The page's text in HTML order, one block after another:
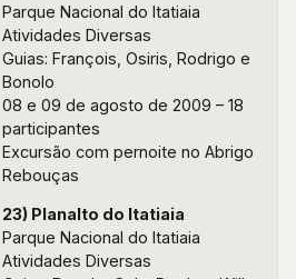
Parque Nacional do Itatiaia
Atividades Diversas
Guias: François, Osiris, Rodrigo e
Bonolo
08 e 09 de agosto de 2009 – 18
participantes
Excursão com pernoite no Abrigo
Rebouças
23) Planalto do Itatiaia
Parque Nacional do Itatiaia
Atividades Diversas